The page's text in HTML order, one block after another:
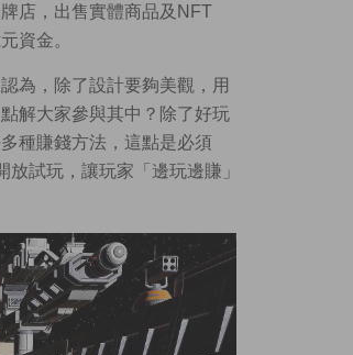
店，出售實體商品及NFT
資金。
為，除了設計要夠美觀，用
解大家參與其中？除了好玩
種賺錢方法，這點是必須
放試玩，讓玩家「邊玩邊賺」